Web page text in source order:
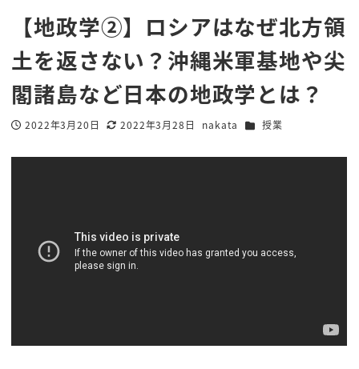
【地政学②】ロシアはなぜ北方領
土を返さない？沖縄米軍基地や尖
閣諸島など日本の地政学とは？
投稿日
2022年3月20日
更新日
2022年3月28日
著
nakata カテゴリー
授業